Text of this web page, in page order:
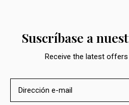
Suscríbase a
Receive the latest